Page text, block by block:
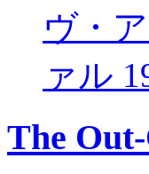
ヴ・
ァル
The